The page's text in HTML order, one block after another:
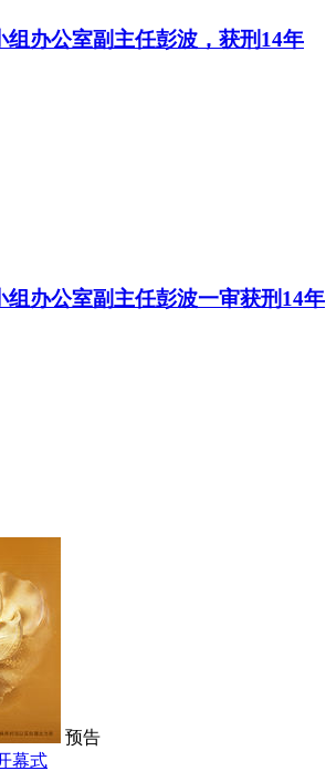
办公室副主任彭波，获刑14年
办公室副主任彭波一审获刑14年
预告
幕式